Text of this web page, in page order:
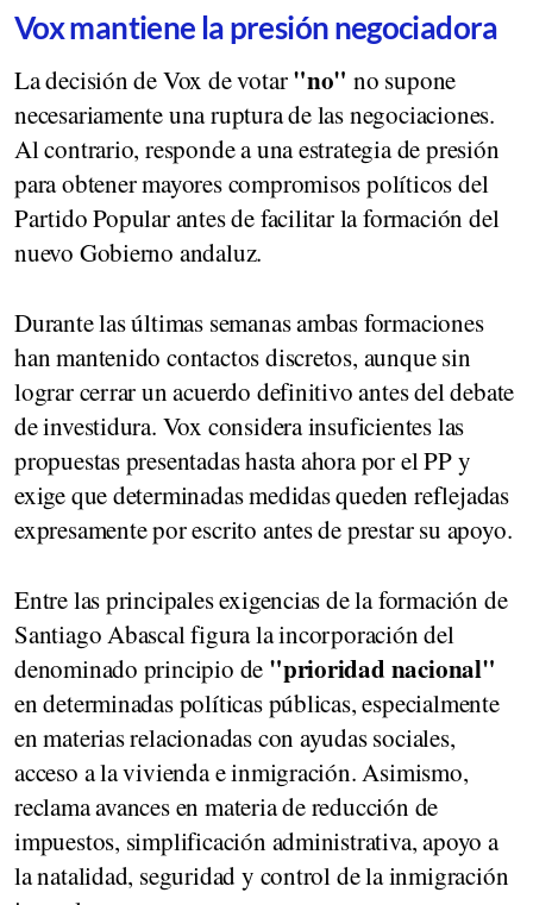
Vox mantiene la presión negociadora
La decisión de Vox de votar"no" no supone
necesariamente una ruptura de las negociaciones.
Al contrario, responde a una estrategia de presión
para obtener mayores compromisos políticos del
Partido Popular antes de facilitar la formación del
nuevo Gobierno andaluz.
Durante las últimas semanas ambas formaciones
han mantenido contactos discretos, aunque sin
lograr cerrar un acuerdo definitivo antes del debate
de investidura. Vox considera insuficientes las
propuestas presentadas hasta ahora por el PP y
exige que determinadas medidas queden reflejadas
expresamente por escrito antes de prestar su apoyo.
Entre las principales exigencias de la formación de
Santiago Abascal figura la incorporación del
denominado principio de "prioridad nacional"
en determinadas políticas públicas, especialmente
en materias relacionadas con ayudas sociales,
acceso a la vivienda e inmigración. Asimismo,
reclama avances en materia de reducción de
impuestos, simplificación administrativa, apoyo a
la natalidad, seguridad y control de la inmigración